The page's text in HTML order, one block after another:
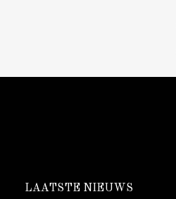
LAATSTE NIEUWS